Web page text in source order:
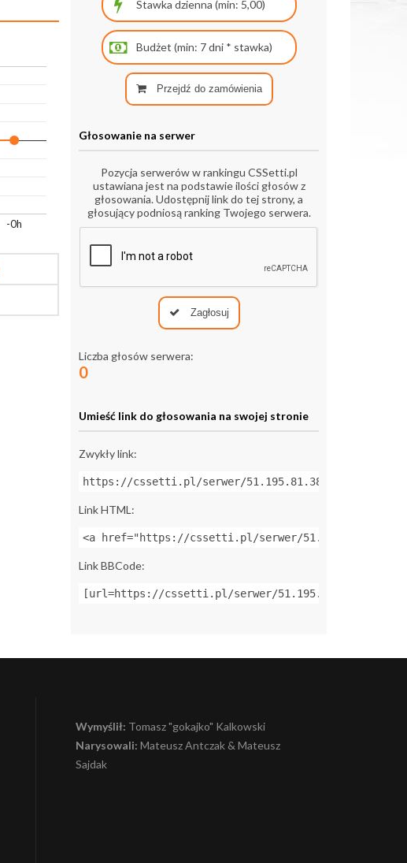
-0h
Przejdź do zamówienia
Głosowanie na serwer
Pozycja serwerów w rankingu CSSetti.pl
ustawiana jest na podstawie ilości głosów z
głosowania. Udostępnij link do tej strony, a
głosujący podniosą ranking Twojego serwera.
Zagłosuj
Liczba głosów serwera:
0
Umieść link do głosowania na swojej stronie
Zwykły link:
https://cssetti.pl/serwer/51.195.81.38:27016
Link HTML:
<a href="https://cssetti.pl/serwer/
Link BBCode:
[url=https://cssetti.pl/serwer/
Wymyślił: Tomasz "gokajko" Kalkowski
Narysowali: Mateusz Antczak & Mateusz
Sajdak